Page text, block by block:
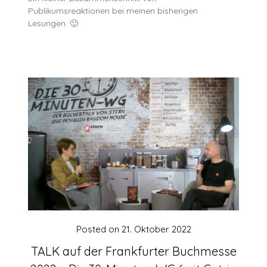
Publikumsreaktionen bei meinen bisherigen
Lesungen. 🙂
TALK auf der Frankfurter Buchmesse
Posted on 21. Oktober 2022